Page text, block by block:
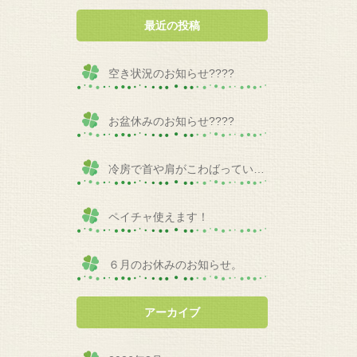
最近の投稿
空き状況のお知らせ????
お盆休みのお知らせ????
ペイチャ使えます！
６月のお休みのお知らせ。
アーカイブ